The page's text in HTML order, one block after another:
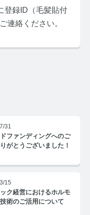
登録ID（毛髪貼付
連絡ください。
31
ファンディングへのご
がとうございました！
15
ク経営におけるホルモ
術のご活用について